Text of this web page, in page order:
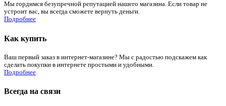
Мы гордимся безупречной репутацией нашего магазина. Если товар не
устроит вас, вы всегда сможете вернуть деньги.
Подробнее
Как купить
Ваш первый заказ в интернет-магазине? Мы с радостью подскажем как
сделать покупки в интернете простыми и удобными.
Подробнее
Всегда на связи